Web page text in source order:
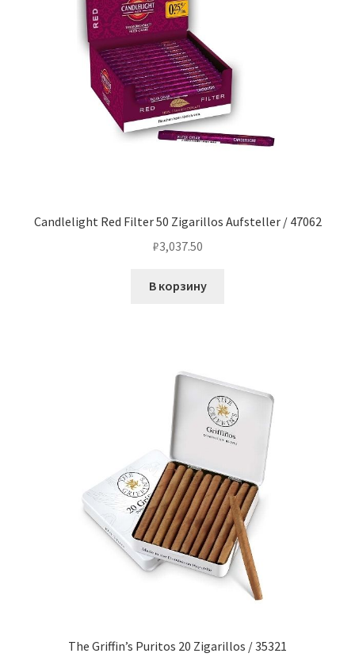
Candlelight Red Filter 50 Zigarillos Aufsteller / 47062
₽3,037.50
В корзину
The Griffin’s Puritos 20 Zigarillos / 35321